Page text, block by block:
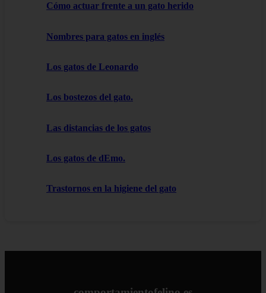
Cómo actuar frente a un gato herido
Nombres para gatos en inglés
Los gatos de Leonardo
Los bostezos del gato.
Las distancias de los gatos
Los gatos de dEmo.
Trastornos en la higiene del gato